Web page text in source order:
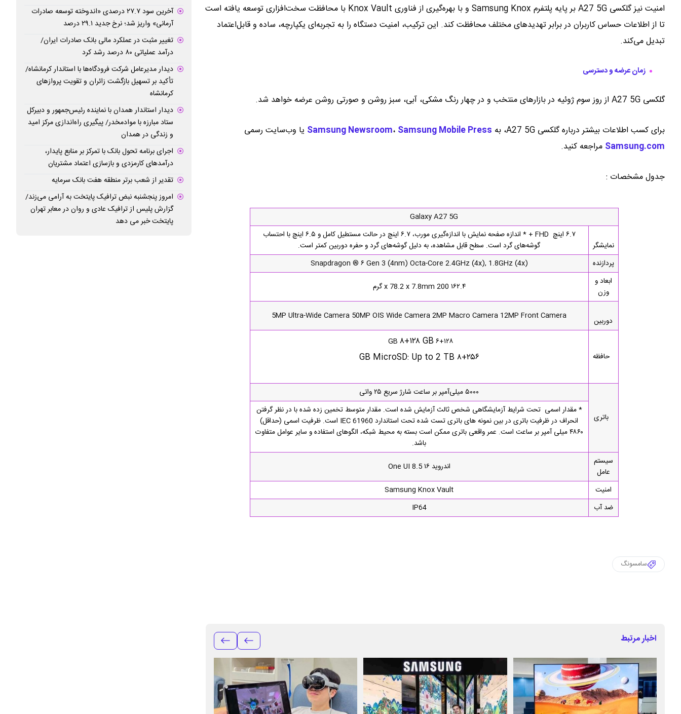
امنیت نیز گلکسی A27 5G بر پایه پلتفرم Samsung Knox و با بهره‌گیری از فناوری Knox Vault با محافظت سخت‌افزاری توسعه یافته است
تا از اطلاعات حساس کاربران در برابر تهدیدهای مختلف محافظت کند. این ترکیب، امنیت دستگاه را به تجربه‌ای یکپارچه، ساده و قابل‌اعتماد
تبدیل می‌کند.
زمان عرضه و دسترسی
گلکسی A27 5G از روز سوم ژوئیه در بازارهای منتخب و در چهار رنگ مشکی، آبی، سبز روشن و صورتی روشن عرضه خواهد شد.
برای کسب اطلاعات بیشتر درباره گلکسی A27 5G، به Samsung Newsroom، Samsung Mobile Press
یا وب‌سایت رسمی
Samsung.com مراجعه کنید.
جدول مشخصات :
Galaxy A27 5G
نمایشگر
۶.۷ اینچ FHD + * اندازه صفحه نمایش با اندازه‌گیری مورب، ۶.۷ اینچ در حالت مستطیل کامل و ۶.۵ اینچ با احتساب
گوشه‌های گرد است. سطح قابل مشاهده، به دلیل گوشه‌های گرد و حفره دوربین کمتر است.
پردازنده
Snapdragon ® ۶ Gen 3 (4nm) Octa-Core 2.4GHz (4x), 1.8GHz (4x)
ابعاد و
وزن
۱۶۲.۴ x 78.2 x 7.8mm 200 گرم
دوربین 5MP Ultra-Wide Camera 50MP OIS Wide Camera 2MP Macro Camera 12MP Front Camera
حافظه
۶+۱۲۸ GB ۸+۱۲۸ GB
۸+۲۵۶ GB MicroSD: Up to 2 TB
باتری
۵۰۰۰ میلی‌آمپر بر ساعت شارژ سریع ۲۵ واتی
* مقدار اسمی تحت شرایط آزمایشگاهی شخص ثالث آزمایش شده است. مقدار متوسط تخمین زده شده با در نظر گرفتن
انحراف در ظرفیت باتری در بین نمونه های باتری تست شده تحت استاندارد IEC 61960 است. ظرفیت اسمی (حداقل)
۴۸۶۰ میلی آمپر بر ساعت است. عمر واقعی باتری ممکن است بسته به محیط شبکه، الگوهای استفاده و سایر عوامل متفاوت
باشد.
سیستم
عامل
اندروید ۱۶ One UI 8.5
امنیت
Samsung Knox Vault
ضد آب
IP64
سامسونگ
اخبار مرتبط
آخرین سود ۲۷.۷ درصدی «اندوخته توسعه صادرات
آرمانی» واریز شد؛ نرخ جدید ۲۹.۱ درصد
تغییر مثبت در عملکرد مالی بانک صادرات ایران/
درآمد عملیاتی ۸۰ درصد رشد کرد
دیدار مدیرعامل شرکت فرودگاه‌ها با استاندار کرمانشاه/
تأکید بر تسهیل بازگشت زائران و تقویت پروازهای
کرمانشاه
دیدار استاندار همدان با نماینده رئیس‌جمهور و دبیرکل
ستاد مبارزه با موادمخدر/ پیگیری راه‌اندازی مرکز امید
و زندگی در همدان
اجرای برنامه تحول بانک با تمرکز بر منابع پایدار،
درآمدهای کارمزدی و بازسازی اعتماد مشتریان
تقدیر از شعب برتر منطقه هفت بانک سرمایه
امروز پنجشنبه نبض ترافیک پایتخت به آرامی می‌زند/
گزارش پلیس از ترافیک عادی و روان در معابر تهران
پایتخت خبر می دهد